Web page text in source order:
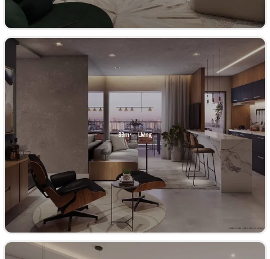
83m² - Living